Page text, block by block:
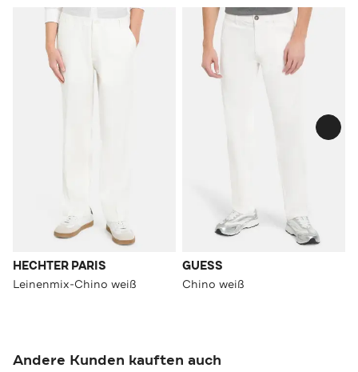
HECHTER PARIS
Leinenmix-Chino weiß
GUESS
Chino weiß
Andere Kunden kauften auch